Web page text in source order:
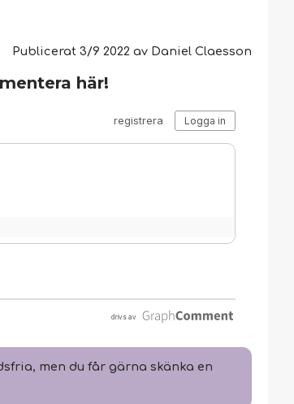
Publicerat 3/9 2022 av Daniel Claesson
här!
men du får gärna skänka en